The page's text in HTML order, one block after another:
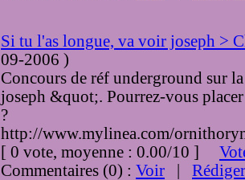
Si tu l'as longue, va voir joseph >
09-2006 )
Concours de réf underground sur
joseph &quot;. Pourrez-vous
?
http://www.mylinea.com/
[ 0 vote, moyenne : 0.00/10 ]
Commentaires (0) : Voir Rédiger